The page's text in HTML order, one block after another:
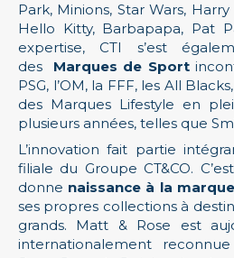
Park, Minions, Star Wars,
Hello Kitty, Barbapapa, Pat
expertise, CTI s’est
des Marques de Sport
PSG, l’OM, la FFF, les All
des Marques Lifestyle en
plusieurs années, telles que
L’innovation fait partie
filiale du Groupe CT&CO.
donne naissance à la
ses propres collections à
grands. Matt & Rose est
internationalement